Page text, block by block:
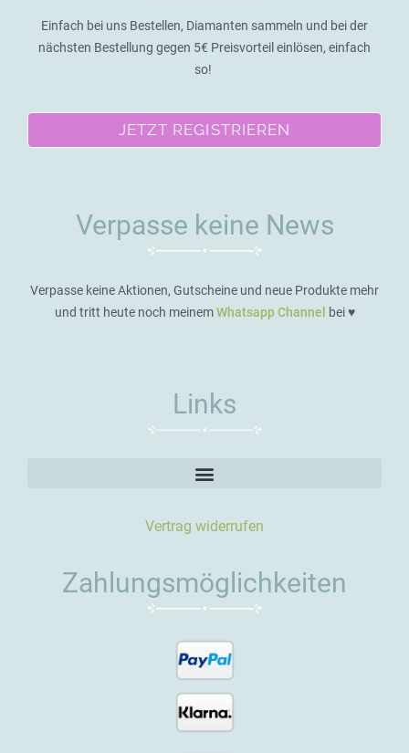
Einfach bei uns Bestellen, Diamanten sammeln und bei der
nächsten Bestellung gegen 5€ Preisvorteil einlösen, einfach
so!
JETZT REGISTRIEREN
Verpasse keine News
Verpasse keine Aktionen, Gutscheine und neue Produkte mehr
und tritt heute noch meinemWhatsapp Channel bei ♥️
Links
Vertrag widerrufen
Zahlungsmöglichkeiten